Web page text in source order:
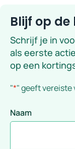
Blijf op
Schrijf je in
als eerste
op een
"*" geeft vereiste
Naam